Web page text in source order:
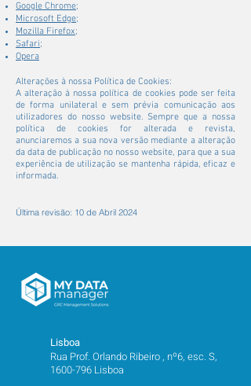
Google Chrome;
Microsoft Edge;
Mozilla Firefox;
Safari;
Opera
Alterações à nossa Política de Cookies:
A alteração à nossa política de cookies pode ser feita
de forma unilateral e sem prévia comunicação aos
utilizadores do nosso website. Sempre que a nossa
política de cookies for alterada e revista,
anunciaremos a sua nova versão mediante a alteração
da data de publicação no nosso website, para que a sua
experiência de utilização se mantenha rápida, eficaz e
informada.
Última revisão: 10 de Abril 2024
Lisboa
Rua Prof. Orlando Ribeiro , nº6, esc. S,
1600-796 Lisboa